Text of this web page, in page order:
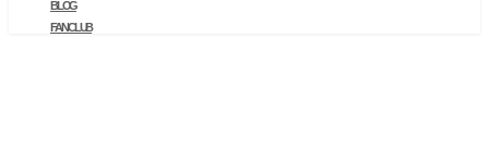
BLOG
FAN CLUB